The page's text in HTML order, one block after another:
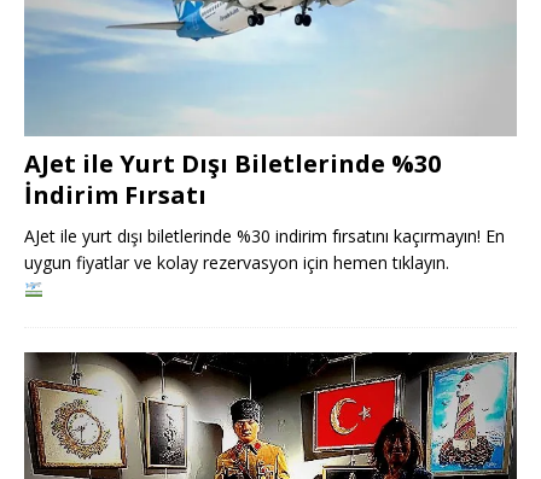
AJet ile Yurt Dışı Biletlerinde %30
İndirim Fırsatı
AJet ile yurt dışı biletlerinde %30 indirim fırsatını kaçırmayın! En
uygun fiyatlar ve kolay rezervasyon için hemen tıklayın.